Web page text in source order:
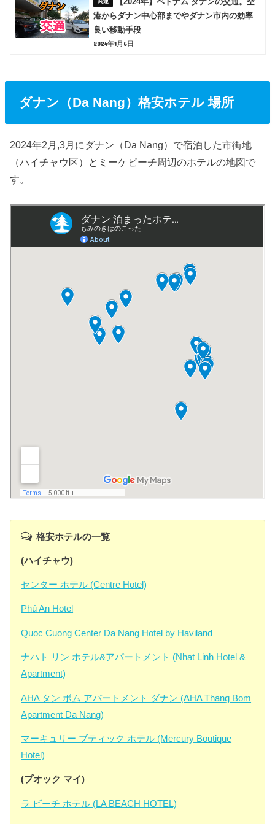
港からダナン中心部までやダナン市内の効率
良い移動手段
2024年1月6日
ダナン（Da Nang）格安ホテル 場所
2024年2月,3月にダナン（Da Nang）で宿泊した市街地
（ハイチャウ区）とミーケビーチ周辺のホテルの地図で
す。
格安ホテルの一覧
(ハイチャウ)
センター ホテル (Centre Hotel)
Phú An Hotel
Quoc Cuong Center Da Nang Hotel by Haviland
ナハト リン ホテル&アパートメント (Nhat Linh Hotel &
Apartment)
AHA タン ボム アパートメント ダナン (AHA Thang Bom
Apartment Da Nang)
マーキュリー ブティック ホテル (Mercury Boutique
Hotel)
(プオック マイ)
ラ ビーチ ホテル (LA BEACH HOTEL)